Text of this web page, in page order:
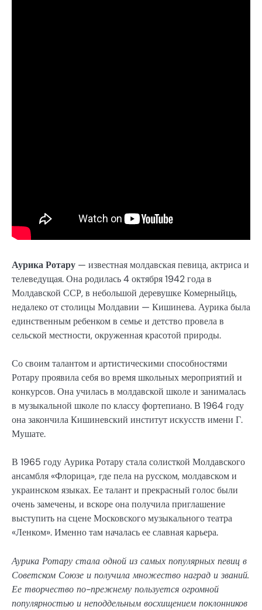
Аурика Ротару — известная молдавская певица, актриса и
телеведущая. Она родилась 4 октября 1942 года в
Молдавской ССР, в небольшой деревушке Комерныйць,
недалеко от столицы Молдавии — Кишинева. Аурика была
единственным ребенком в семье и детство провела в
сельской местности, окруженная красотой природы.
Со своим талантом и артистическими способностями
Ротару проявила себя во время школьных мероприятий и
конкурсов. Она училась в молдавской школе и занималась
в музыкальной школе по классу фортепиано. В 1964 году
она закончила Кишиневский институт искусств имени Г.
Мушате.
В 1965 году Аурика Ротару стала солисткой Молдавского
ансамбля «Флорица», где пела на русском, молдавском и
украинском языках. Ее талант и прекрасный голос были
очень замечены, и вскоре она получила приглашение
выступить на сцене Московского музыкального театра
«Ленком». Именно там началась ее славная карьера.
Аурика Ротару стала одной из самых популярных певиц в
Советском Союзе и получила множество наград и званий.
Ее творчество по-прежнему пользуется огромной
популярностью и неподдельным восхищением поклонников